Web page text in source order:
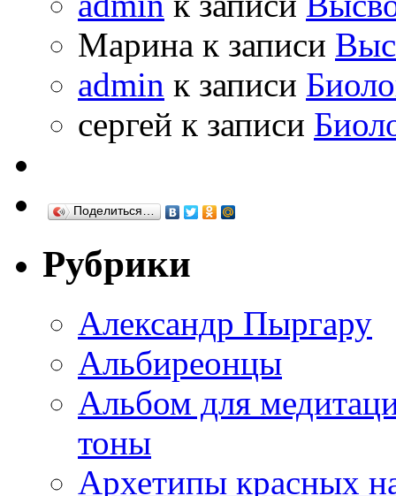
Марина к записи
admin к записи
сергей к записи
Поделиться…
Рубрики
Александр Пыргару
Альбиреонцы
Альбом для
тоны
Архетипы красных